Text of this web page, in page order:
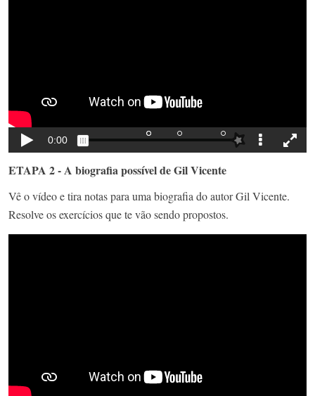
ETAPA 2 - A biografia possível de Gil Vicente
Vê o vídeo e tira notas para uma biografia do autor Gil Vicente.
Resolve os exercícios que te vão sendo propostos.